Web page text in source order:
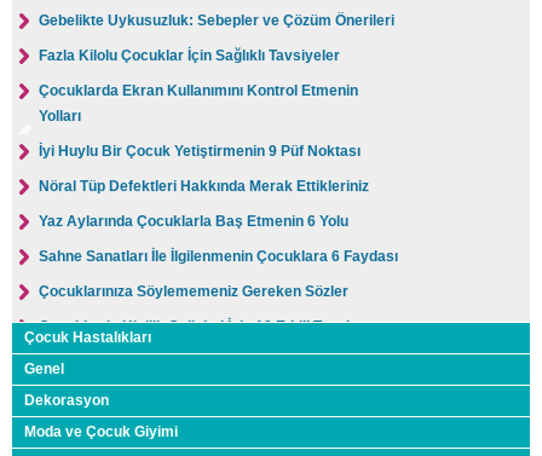
Gebelikte Uykusuzluk: Sebepler ve Çözüm Önerileri
Fazla Kilolu Çocuklar İçin Sağlıklı Tavsiyeler
Çocuklarda Ekran Kullanımını Kontrol Etmenin
Yolları
İyi Huylu Bir Çocuk Yetiştirmenin 9 Püf Noktası
Nöral Tüp Defektleri Hakkında Merak Ettikleriniz
Yaz Aylarında Çocuklarla Baş Etmenin 6 Yolu
Sahne Sanatları İle İlgilenmenin Çocuklara 6 Faydası
Çocuklarınıza Söylememeniz Gereken Sözler
Çocuklarda Kişilik Gelişimi İçin 10 Etkili Tavsiye
9 Yaş Çocuklarının Gelişim Özellikleri
Yeni Anneler İçin 15 Bebek Bakımı Tavsiyesi
Çocukların Okul Başarısını Arttırmanın 8 Yolu
Çocuk Hastalıkları
Genel
Dekorasyon
Moda ve Çocuk Giyimi